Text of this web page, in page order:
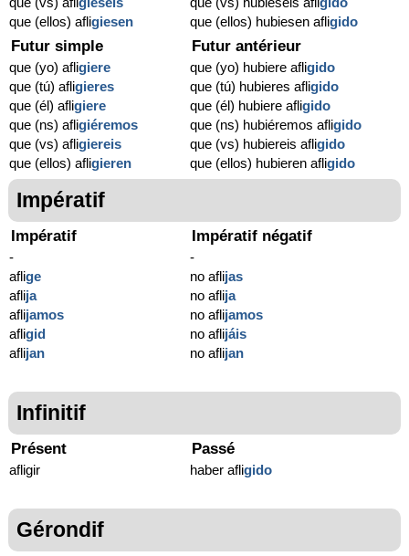
que (ellos) afligiesen
que (ellos) hubiesen afligido
Futur simple
que (yo) afligiere
que (tú) afligieres
que (él) afligiere
que (ns) afligiéremos
que (vs) afligiereis
que (ellos) afligieren
Futur antérieur
que (yo) hubiere afligido
que (tú) hubieres afligido
que (él) hubiere afligido
que (ns) hubiéremos afligido
que (vs) hubiereis afligido
que (ellos) hubieren afligido
Impératif
Impératif
-
aflige
aflija
aflijamos
afligid
aflijan
Impératif négatif
-
no aflijas
no aflija
no aflijamos
no aflijáis
no aflijan
Infinitif
Présent
afligir
Passé
haber afligido
Gérondif